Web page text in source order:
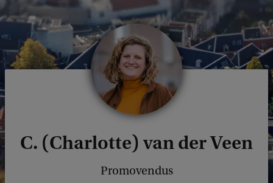
C. (Charlotte) van der Veen
Promovendus